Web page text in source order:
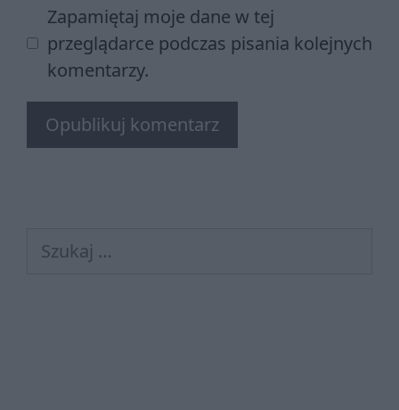
Zapamiętaj moje dane w tej
przeglądarce podczas pisania kolejnych
komentarzy.